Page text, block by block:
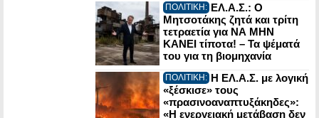
ΠΟΛΙΤΙΚΗ: ΕΛ.Α.Σ.: Ο
Μητσοτάκης ζητά και τρίτη
τετραετία για ΝΑ ΜΗΝ
ΚΑΝΕΙ τίποτα! – Τα ψέματά
του για τη βιομηχανία
ΠΟΛΙΤΙΚΗ: Η ΕΛ.Α.Σ. με λογική
«ξέσκισε» τους
«πρασινοαναπτυξάκηδες»:
«Η ενεργειακή μετάβαση δεν